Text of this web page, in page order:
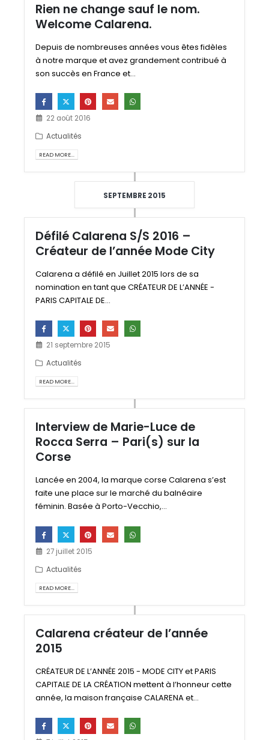
Rien ne change sauf le nom.
Welcome Calarena.
Depuis de nombreuses années vous êtes fidèles
à notre marque et avez grandement contribué à
son succès en France et...
22 août 2016
Actualités
READ MORE...
SEPTEMBRE 2015
Défilé Calarena S/S 2016 –
Créateur de l’année Mode City
Calarena a défilé en Juillet 2015 lors de sa
nomination en tant que CRÉATEUR DE L’ANNÉE -
PARIS CAPITALE DE...
21 septembre 2015
Actualités
READ MORE...
Interview de Marie-Luce de
Rocca Serra – Pari(s) sur la
Corse
Lancée en 2004, la marque corse Calarena s’est
faite une place sur le marché du balnéaire
féminin. Basée à Porto-Vecchio,...
27 juillet 2015
Actualités
READ MORE...
Calarena créateur de l’année
2015
CRÉATEUR DE L’ANNÉE 2015 - MODE CITY et PARIS
CAPITALE DE LA CRÉATION mettent à l’honneur cette
année, la maison française CALARENA et...